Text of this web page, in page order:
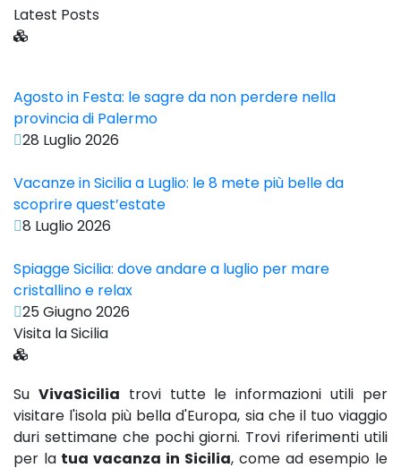
Latest Posts
Agosto in Festa: le sagre da non perdere nella
provincia di Palermo
28 Luglio 2026
Vacanze in Sicilia a Luglio: le 8 mete più belle da
scoprire quest’estate
8 Luglio 2026
Spiagge Sicilia: dove andare a luglio per mare
cristallino e relax
25 Giugno 2026
Visita la Sicilia
Su VivaSicilia trovi tutte le informazioni utili per
visitare l'isola più bella d'Europa, sia che il tuo viaggio
duri settimane che pochi giorni. Trovi riferimenti utili
per la tua vacanza in Sicilia, come ad esempio le